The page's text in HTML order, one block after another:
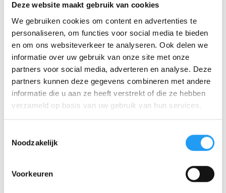
Deze website maakt gebruik van cookies
We gebruiken cookies om content en advertenties te
personaliseren, om functies voor social media te bieden
en om ons websiteverkeer te analyseren. Ook delen we
informatie over uw gebruik van onze site met onze
partners voor social media, adverteren en analyse. Deze
partners kunnen deze gegevens combineren met andere
informatie die u aan ze heeft verstrekt of die ze hebben
verzameld op basis van uw gebruik van hun services.
Noodzakelijk
Voorkeuren
Auch bei Teilen mit extrem dicken Wänden oder
komplett massiven Abschnitten stößt Spritzgießen an
Grenzen. Die Abkühlzeit wird dann stark erhöht und
Schrumpfprobleme werden schwieriger zu kontrollieren.
Für solche Anwendungen kann Gießen in Polyurethan
oder eine kombinierte Metall-Kunststoff-Konstruktion
besser funktionieren.
Ferner erfordert Spritzgießen Vorlaufzeit. Die
Spritzgießen nicht die Lösung. Eurotechniek hilft bei der
Bestimmung der richtigen Produktionsmethode, auch